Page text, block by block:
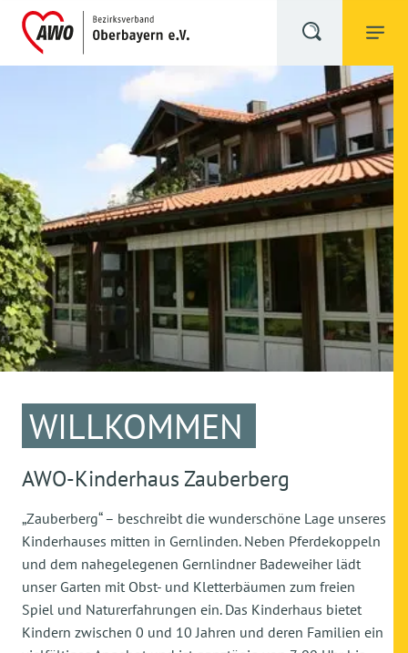
WILLKOMMEN
AWO-Kinderhaus Zauberberg
„Zauberberg“ – beschreibt die wunderschöne Lage unseres
Kinderhauses mitten in Gernlinden. Neben Pferdekoppeln
und dem nahegelegenen Gernlindner Badeweiher lädt
unser Garten mit Obst- und Kletterbäumen zum freien
Spiel und Naturerfahrungen ein. Das Kinderhaus bietet
Kindern zwischen 0 und 10 Jahren und deren Familien ein